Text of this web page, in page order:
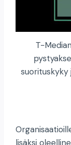
T-
suorituskyky
lisäksi